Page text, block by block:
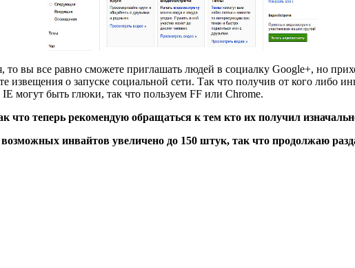
то вы все равно сможете приглашать людей в социалку Google+, но
о запуске социальной сети. Так что получив от кого либо
могут быть глюки, так что пользуем FF или Chrome.
что теперь рекомендую обращаться к тем кто их получил
инвайтов увеличено до 150 штук, так что продолжаю